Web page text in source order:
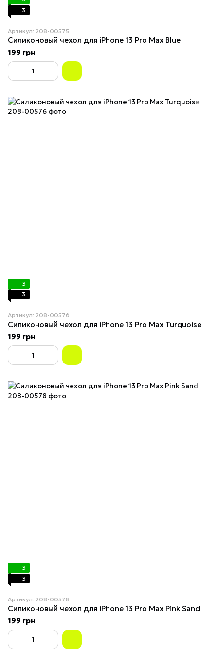
3
Артикул: 208-00575
Силиконовый чехол для iPhone 13 Pro Max Blue
199 грн
3
3
Артикул: 208-00576
Силиконовый чехол для iPhone 13 Pro Max Turquoise
199 грн
3
3
Артикул: 208-00578
Силиконовый чехол для iPhone 13 Pro Max Pink Sand
199 грн